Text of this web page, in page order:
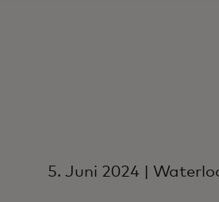
5. Juni 2024 |